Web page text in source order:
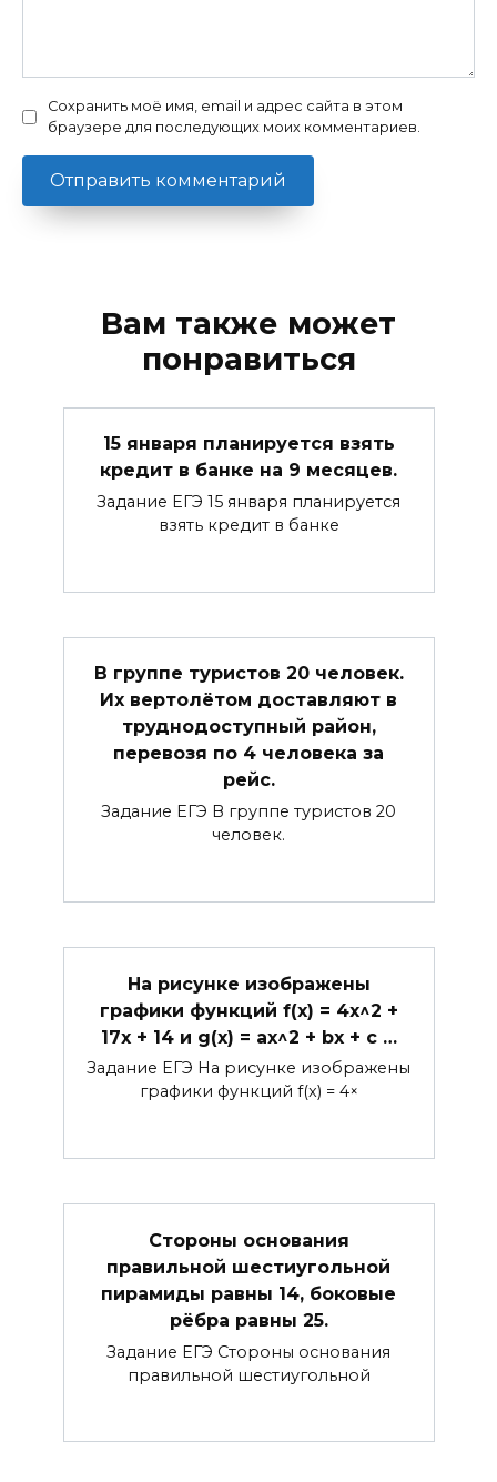
Сохранить моё имя, email и адрес сайта в этом
браузере для последующих моих комментариев.
Вам также может
понравиться
15 января планируется взять
кредит в банке на 9 месяцев.
Задание ЕГЭ 15 января планируется
взять кредит в банке
В группе туристов 20 человек.
Их вертолётом доставляют в
труднодоступный район,
перевозя по 4 человека за
рейс.
Задание ЕГЭ В группе туристов 20
человек.
На рисунке изображены
графики функций f(x) = 4x^2 +
17x + 14 и g(x) = ax^2 + bx + c …
Задание ЕГЭ На рисунке изображены
графики функций f(x) = 4×
Стороны основания
правильной шестиугольной
пирамиды равны 14, боковые
рёбра равны 25.
Задание ЕГЭ Стороны основания
правильной шестиугольной